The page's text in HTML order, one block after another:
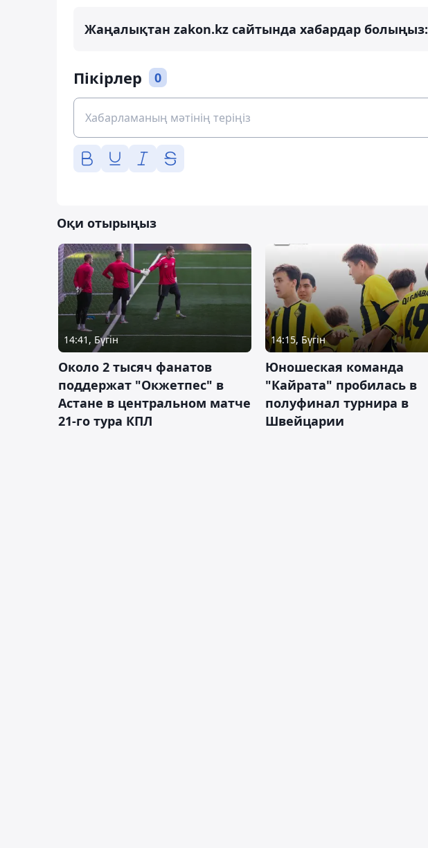
Жаңалықтан zakon.kz сайтында хабардар болыңыз:
Пікірлер 0
Оқи отырыңыз
14:41, Бүгін
Около 2 тысяч фанатов
поддержат "Окжетпес" в
Астане в центральном матче
21-го тура КПЛ
14:15, Бүгін
Юношеская команда
"Кайрата" пробилась в
полуфинал турнира в
Швейцарии